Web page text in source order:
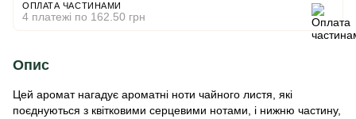
ОПЛАТА ЧАСТИНАМИ
4 платежі по 162.50 грн
Опис
Цей аромат нагадує ароматні ноти чайного листя, які
поєднуються з квітковими серцевими нотами, і нижню частину,